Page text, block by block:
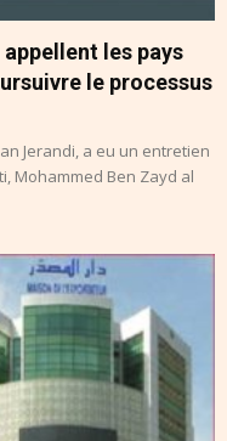
les pays
le processus
Jerandi, a eu un entretien
Mohammed Ben Zayd al